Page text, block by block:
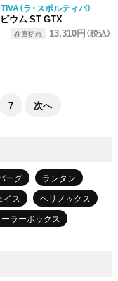
（ラ・スポルティバ）
ウム ST GTX
在庫切れ 13,310円（税込）
7 次へ
ーグ
ランタン
イス
ヘリノックス
ラーボックス